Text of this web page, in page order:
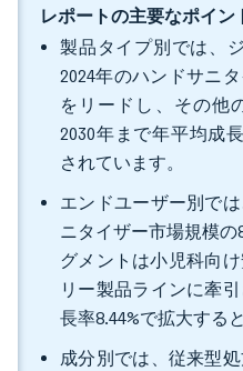
レポートの主要なポイン
製品タイプ別では、
2024年のハンドサニ
をリードし、その他
2030年まで年平均成
されています。
エンドユーザー別で
ニタイザー市場規模の
グメントは小児科向
リー製品ラインに牽
長率8.44%で拡大する
成分別では、従来型